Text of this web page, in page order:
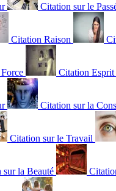
Citation sur le
Citation Raison
Citation Esprit
Citation sur la
Citation sur le Travail
sur la Beauté